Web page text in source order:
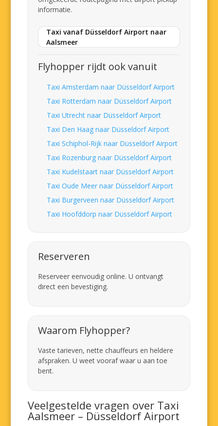
informatie.
Taxi vanaf Düsseldorf Airport naar
Aalsmeer
Flyhopper rijdt ook vanuit
Taxi Amsterdam naar Düsseldorf Airport
Taxi Rotterdam naar Düsseldorf Airport
Taxi Utrecht naar Düsseldorf Airport
Taxi Den Haag naar Düsseldorf Airport
Taxi Schiphol-Rijk naar Düsseldorf Airport
Taxi Rozenburg naar Düsseldorf Airport
Taxi Kudelstaart naar Düsseldorf Airport
Taxi Oude Meer naar Düsseldorf Airport
Taxi Burgerveen naar Düsseldorf Airport
Taxi Hoofddorp naar Düsseldorf Airport
Reserveren
Reserveer eenvoudig online. U ontvangt
direct een bevestiging.
Waarom Flyhopper?
Vaste tarieven, nette chauffeurs en heldere
afspraken. U weet vooraf waar u aan toe
bent.
Veelgestelde vragen over Taxi
Aalsmeer – Düsseldorf Airport